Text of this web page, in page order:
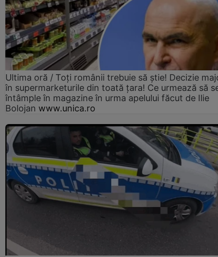
Ultima oră / Toți românii trebuie să știe! Decizie
în supermarketurile din toată țara! Ce urmează să
întâmple în magazine în urma apelului făcut de Ilie
Bolojan www.unica.ro